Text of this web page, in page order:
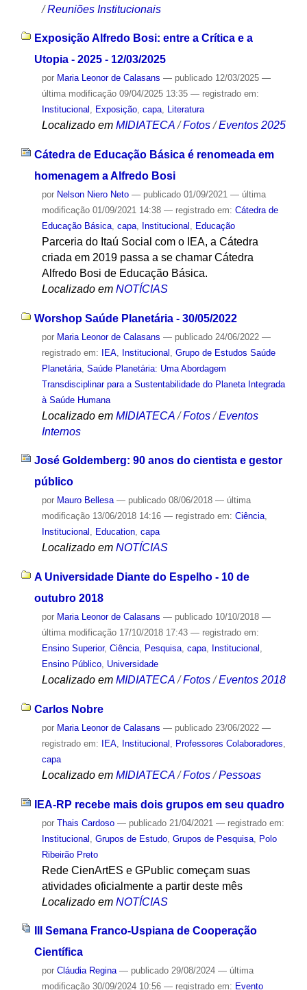
/Reuniões Institucionais
Exposição Alfredo Bosi: entre a Crítica e a
Utopia - 2025 - 12/03/2025
por Maria Leonor de Calasans — publicado12/03/2025 —
última modificação09/04/2025 13:35 — registrado em:
Institucional , Exposição, capa, Literatura
Localizado em MIDIATECA /Fotos /Eventos 2025
Cátedra de Educação Básica é renomeada em
homenagem a Alfredo Bosi
por Nelson Niero Neto — publicado01/09/2021 — última
modificação01/09/2021 14:38 — registrado em: Cátedra de
Educação Básica, capa, Institucional , Educação
Parceria do Itaú Social com o IEA, a Cátedra
criada em 2019 passa a se chamar Cátedra
Alfredo Bosi de Educação Básica.
Localizado em NOTÍCIAS
Worshop Saúde Planetária - 30/05/2022
por Maria Leonor de Calasans — publicado24/06/2022 —
registrado em: IEA, Institucional Grupo de Estudos Saúde
Planetária, Saúde Planetária: Uma Abordagem
Transdisciplinar para a Sustentabilidade do Planeta Integrada
à Saúde Humana
Localizado em MIDIATECA /Fotos /Eventos
Internos
José Goldemberg: 90 anos do cientista e gestor
público
por Mauro Bellesa — publicado08/06/2018 — última
modificação13/06/2018 14:16 — registrado em: Ciência,
Institucional , Education, capa
Localizado em NOTÍCIAS
A Universidade Diante do Espelho - 10 de
outubro 2018
por Maria Leonor de Calasans — publicado10/10/2018 —
última modificação17/10/2018 17:43 — registrado em:
Ensino Superior, Ciência, Pesquisa, capa, Institucional ,
Ensino Público, Universidade
Localizado em MIDIATECA /Fotos /Eventos 2018
Carlos Nobre
por Maria Leonor de Calasans — publicado23/06/2022 —
registrado em:
IEA, Institucional Professores Colaboradores
capa
Localizado em MIDIATECA /Fotos /Pessoas
IEA-RP recebe mais dois grupos em seu quadro
por Thais Cardoso — publicado21/04/2021 — registrado em:
Institucional Grupos de Estudo, Grupos de Pesquisa, Polo
Ribeirão Preto
Rede CienArtES e GPublic começam suas
atividades oficialmente a partir deste mês
Localizado em NOTÍCIAS
III Semana Franco-Uspiana de Cooperação
Científica
por Cláudia Regina — publicado29/08/2024 — última
modificação30/09/2024 10:56 — registrado em: Evento